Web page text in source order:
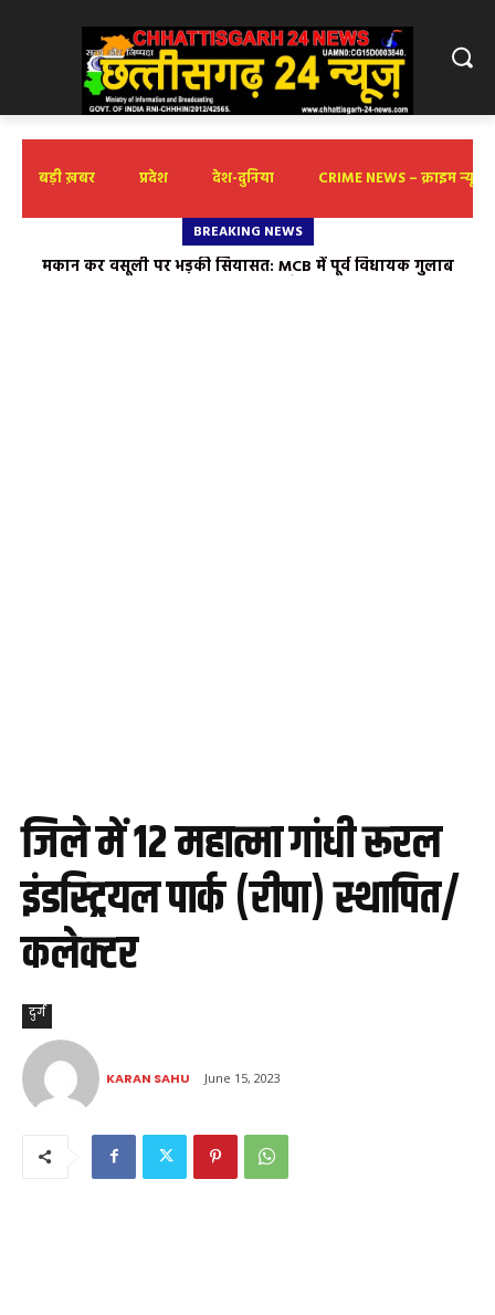
बड़ी ख़बर प्रदेश देश-दुनिया CRIME NEWS – क्राइम न्यूज़
BREAKING NEWS
संस्कारधारी को विकास कार्य कराने मिलेगी 44 करोड़ रूपए की सौगात;
जिले में 12 महात्मा गांधी रूरल
इंडस्ट्रियल पार्क (रीपा) स्थापित/
कलेक्टर
दुर्ग
KARAN SAHU June 15, 2023